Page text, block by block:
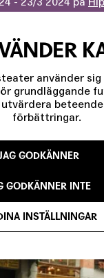
LÄS MER
använder sig
grundläggande
förbättringar.
GODKÄNNER
GODKÄNNER INTE
INSTÄLLNINGAR